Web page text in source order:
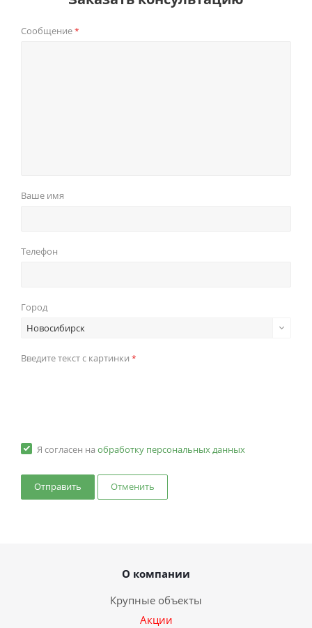
Сообщение*
Ваше имя
Телефон
Город
Новосибирск
Введите текст с картинки *
Я согласен на обработку персональных данных
Отменить
О компании
Крупные объекты
Акции